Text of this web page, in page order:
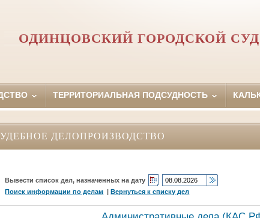
ОДИНЦОВСКИЙ ГОРОДСКОЙ
ТЕРРИТОРИАЛЬНАЯ ПОДСУДНОСТЬ
ДЕЛОПРОИЗВОДСТВО
Вывести список дел, назначенных на дату
Поиск информации по делам |Вернуться к списку дел